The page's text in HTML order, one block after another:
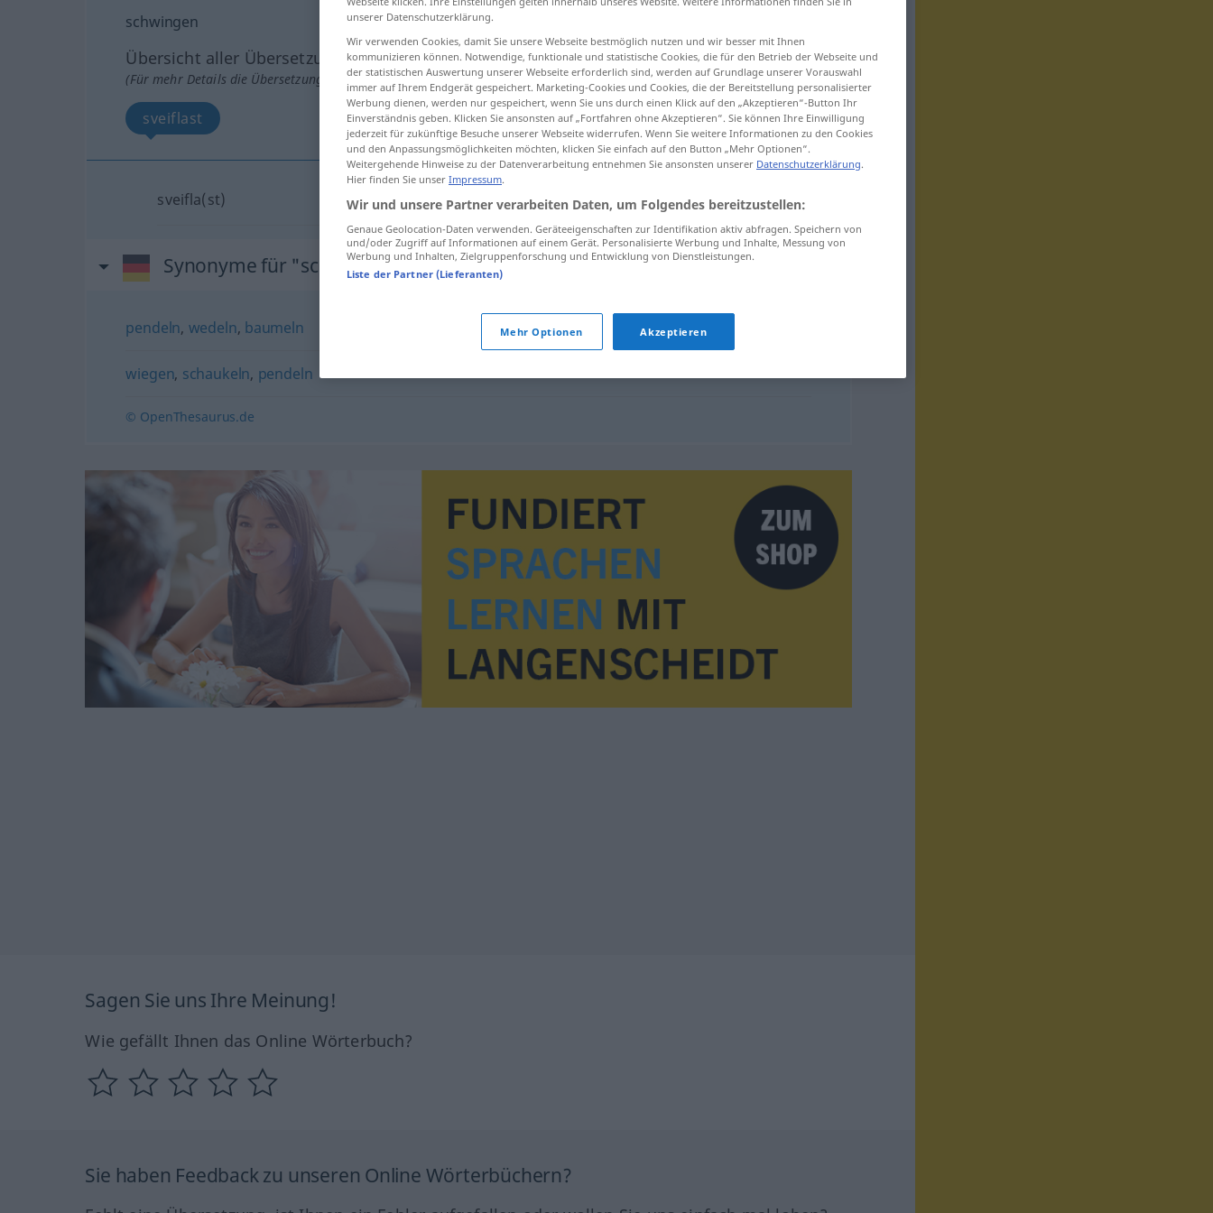
schwingen
Übersicht aller Übersetzungen
(Für mehr Details die Übersetzung anklicken/antippen)
sveiflast
sveifla(st) schwingen
Synonyme für "schwingen"
pendeln, wedeln, baumeln
wiegen, schaukeln, pendeln
© OpenThesaurus.de
Sagen Sie uns Ihre Meinung!
Wie gefällt Ihnen das Online Wörterbuch?
Sie haben Feedback zu unseren Online Wörterbüchern?
unserer Datenschutzerklärung.
Wir verwenden Cookies, damit Sie unsere Webseite bestmöglich nutzen und wir besser mit Ihnen
kommunizieren können. Notwendige, funktionale und statistische Cookies, die für den Betrieb der Webseite und
der statistischen Auswertung unserer Webseite erforderlich sind, werden auf Grundlage unserer Vorauswahl
immer auf Ihrem Endgerät gespeichert. Marketing-Cookies und Cookies, die der Bereitstellung personalisierter
Werbung dienen, werden nur gespeichert, wenn Sie uns durch einen Klick auf den „Akzeptieren“-Button Ihr
Einverständnis geben. Klicken Sie ansonsten auf „Fortfahren ohne Akzeptieren“. Sie können Ihre Einwilligung
jederzeit für zukünftige Besuche unserer Webseite widerrufen. Wenn Sie weitere Informationen zu den Cookies
und den Anpassungsmöglichkeiten möchten, klicken Sie einfach auf den Button „Mehr Optionen“.
Weitergehende Hinweise zu der Datenverarbeitung entnehmen Sie ansonsten unserer Datenschutzerklärung.
Hier finden Sie unser Impressum.
Wir und unsere Partner verarbeiten Daten, um Folgendes bereitzustellen:
Genaue Geolocation-Daten verwenden. Geräteeigenschaften zur Identifikation aktiv abfragen. Speichern von
und/oder Zugriff auf Informationen auf einem Gerät. Personalisierte Werbung und Inhalte, Messung von
Werbung und Inhalten, Zielgruppenforschung und Entwicklung von Dienstleistungen.
Liste der Partner (Lieferanten)
Mehr Optionen Akzeptieren